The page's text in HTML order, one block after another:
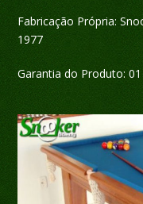
Fabricação Própria:
1977
Garantia do Produto: